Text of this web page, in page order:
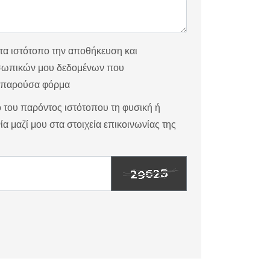
ιστότοπο την αποθήκευση και
μου δεδομένων που
παρούσα φόρμα
παρόντος ιστότοπου τη φυσική ή
μαζί μου στα στοιχεία επικοινωνίας της